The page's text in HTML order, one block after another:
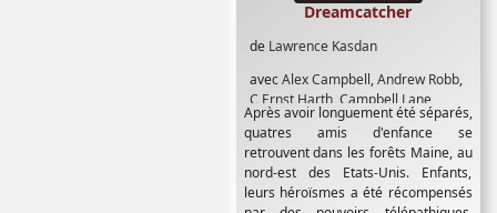
de Lawrence Kasdan
avecAlex Campbell,Andrew Robb,
C Ernst Harth, Campbell Lane,
Carolyn Tweedle,Chera Bailey,
Damian Lewis,Donnie Wahlberg
Eric Keenleyside,Giacomo
Baessato ,Grant Heslov,Ingrid
Kavelaars,Jason Lee,Joel Palmer,
Dreamcatcher
Après avoir longuement été séparés,
quatres amis d'enfance se
retrouvent dans les forêts Maine, au
nord-est des Etats-Unis. Enfants,
leurs héroïsmes a été récompensés